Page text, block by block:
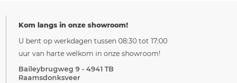
Kom langs in onze showroom!
U bent op werkdagen tussen 08:30 tot 17:00
uur van harte welkom in onze showroom!
Baileybrugweg 9 - 4941 TB
Raamsdonksveer